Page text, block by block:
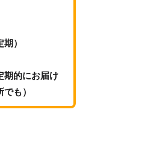
）
期的にお届け
も）